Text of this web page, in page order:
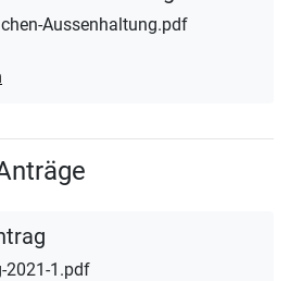
Aussenhaltung.pdf
2021-1.pdf